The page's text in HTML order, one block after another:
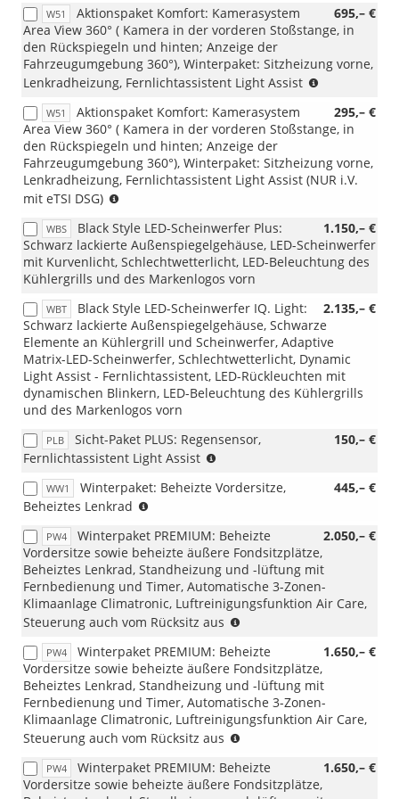
W51 695,– €
Aktionspaket Komfort: Kamerasystem
Area View 360° ( Kamera in der vorderen Stoßstange, in
den Rückspiegeln und hinten; Anzeige der
Fahrzeugumgebung 360°), Winterpaket: Sitzheizung vorne,
Lenkradheizung, Fernlichtassistent Light Assist
mit
1.5
DSG)
W51 295,– €
Aktionspaket Komfort: Kamerasystem
Area View 360° ( Kamera in der vorderen Stoßstange, in
den Rückspiegeln und hinten; Anzeige der
Fahrzeugumgebung 360°), Winterpaket: Sitzheizung vorne,
Lenkradheizung, Fernlichtassistent Light Assist (NUR i.V.
mit eTSI DSG)
mit
1.5
eTSI
DSG)
WBS 1.150,– €
Black Style LED-Scheinwerfer Plus:
Schwarz lackierte Außenspiegelgehäuse, LED-Scheinwerfer
mit Kurvenlicht, Schlechtwetterlicht, LED-Beleuchtung des
Kühlergrills und des Markenlogos vorn
WBT 2.135,– €
Black Style LED-Scheinwerfer IQ. Light:
Schwarz lackierte Außenspiegelgehäuse, Schwarze
Elemente an Kühlergrill und Scheinwerfer, Adaptive
Matrix-LED-Scheinwerfer, Schlechtwetterlicht, Dynamic
Light Assist - Fernlichtassistent, LED-Rückleuchten mit
dynamischen Blinkern, LED-Beleuchtung des Kühlergrills
und des Markenlogos vorn
PLB 150,– €
Sicht-Paket PLUS: Regensensor,
Fernlichtassistent Light Assist
mit
WW1 445,– €
Winterpaket: Beheizte Vordersitze,
Beheiztes Lenkrad
1.5
eTSI
DSG)
PW4 2.050,– €
Winterpaket PREMIUM: Beheizte
Vordersitze sowie beheizte äußere Fondsitzplätze,
Beheiztes Lenkrad, Standheizung und -lüftung mit
Fernbedienung und Timer, Automatische 3-Zonen-
Klimaanlage Climatronic, Luftreinigungsfunktion Air Care,
Steuerung auch vom Rücksitz aus
mit
eHybrid)
PW4 1.650,– €
Winterpaket PREMIUM: Beheizte
Vordersitze sowie beheizte äußere Fondsitzplätze,
Beheiztes Lenkrad, Standheizung und -lüftung mit
Fernbedienung und Timer, Automatische 3-Zonen-
Klimaanlage Climatronic, Luftreinigungsfunktion Air Care,
Steuerung auch vom Rücksitz aus
mit
eHybrid)
PW4 1.650,– €
Winterpaket PREMIUM: Beheizte
Vordersitze sowie beheizte äußere Fondsitzplätze,